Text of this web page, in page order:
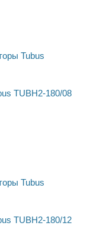
TUBH2-180/08
TUBH2-180/12